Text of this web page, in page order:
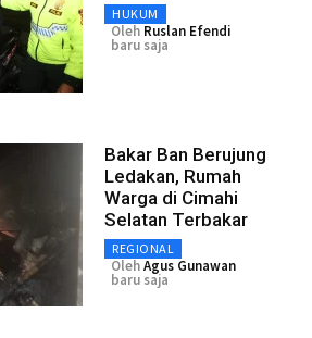
HUKUM
Oleh Ruslan Efendi
baru saja
Bakar Ban Berujung
Ledakan, Rumah
Warga di Cimahi
Selatan Terbakar
REGIONAL
OlehAgus Gunawan
baru saja